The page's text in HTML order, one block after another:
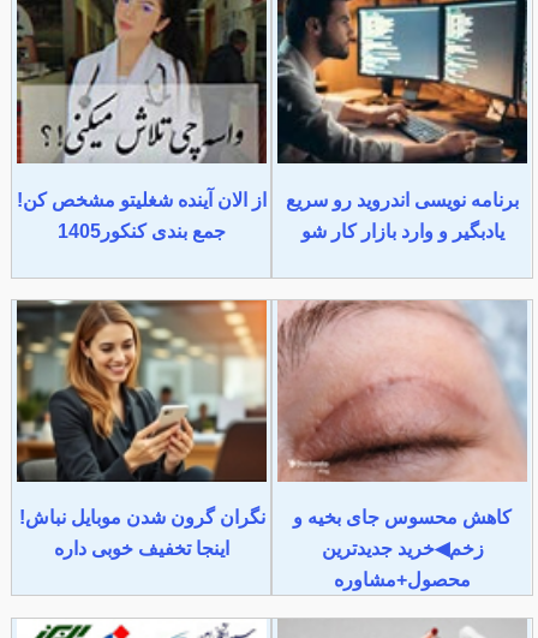
برنامه نویسی اندروید رو سریع
یادبگیر و وارد بازار کار شو
از الان آینده شغلیتو مشخص کن!
جمع بندی کنکور1405
کاهش محسوس جای بخیه و
زخم◀خرید جدیدترین
محصول+مشاوره
نگران گرون شدن موبایل نباش!
اینجا تخفیف خوبی داره